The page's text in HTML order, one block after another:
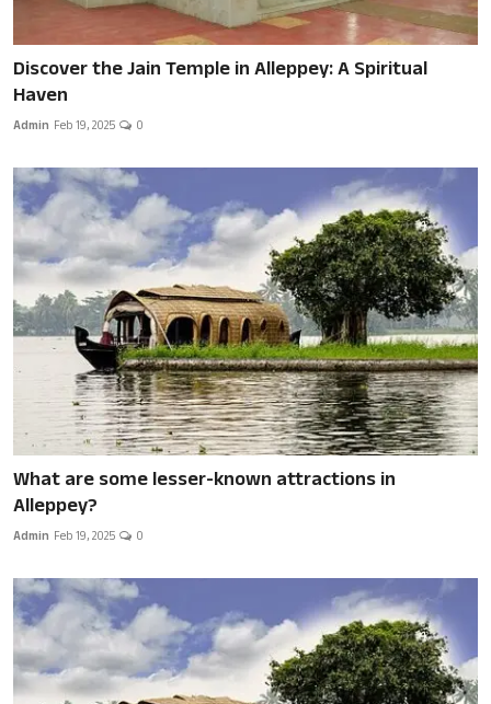
Discover the Jain Temple in Alleppey: A Spiritual
Haven
Admin Feb 19, 2025 0
What are some lesser-known attractions in
Alleppey?
Admin Feb 19, 2025 0